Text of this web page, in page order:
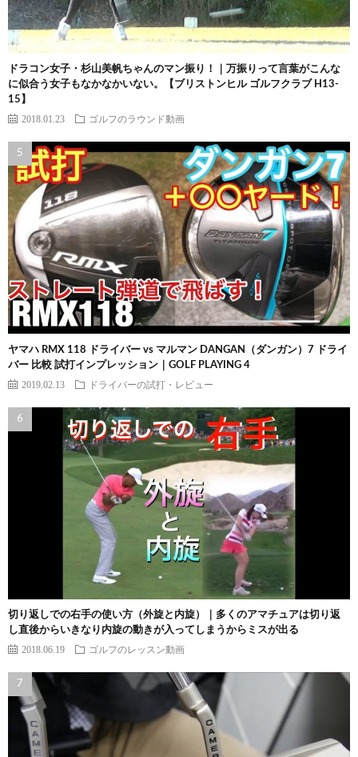
ドラコン女子・杉山美帆ちゃんのマン振り！｜万振りって言葉がこんな
に似合う女子もなかなかいない。【ブリストンヒル ゴルフクラブ H13-
15】
2018.01.23 ゴルフのラウンド動画
ヤマハ RMX 118 ドライバー vs マルマン DANGAN（ダンガン）7 ドライ
バー 比較 試打インプレッション｜GOLF PLAYING 4
2019.02.13 ドライバーの試打・レビュー
切り返しでの右手の使い方（外旋と内旋）｜多くのアマチュアは切り返
し直後からいきなり内旋の動きが入ってしまうからミスが出る
2018.06.19 ゴルフのレッスン動画